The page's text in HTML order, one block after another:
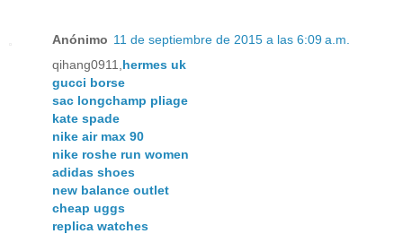
Anónimo 11 de septiembre de 2015 a las 6:09 a.m.
qihang0911, hermes uk
gucci borse
sac longchamp pliage
kate spade
nike air max 90
nike roshe run women
adidas shoes
new balance outlet
cheap uggs
replica watches